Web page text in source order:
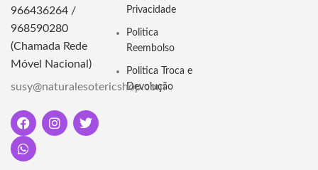
Descubra a energia purificadora
da tocha de sálvia branca da
Califórnia. Perfeita para limpeza
espiritual e esotérica, esta
ferramenta sagrada eleva sua
ambiente. Conheça mais!
966436264 /
968590280
(Chamada Rede
Móvel Nacional)
susy@naturalesotericshop.com
Privacidade
Politica
Reembolso
Politica Troca e
Devolução